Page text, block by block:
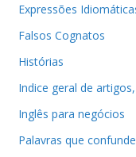
Expressões
Falsos Cognatos
Histórias
Indice geral de
Inglês para negócios
Palavras que